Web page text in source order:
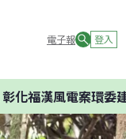
電子報 登入
電案環委建議不應